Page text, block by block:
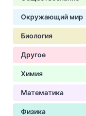
Окружающий мир
Биология
Другое
Химия
Математика
Физика